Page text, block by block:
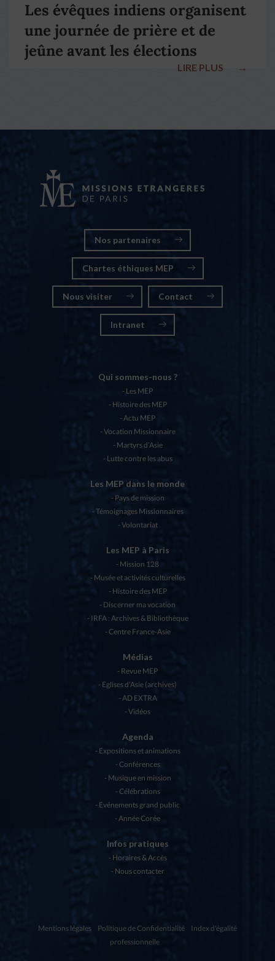
Les évêques indiens organisent
une journée de prière et de
jeûne avant les élections
LIRE PLUS →
Nos partenaires
Chartes éthiques MEP
Nous visiter Contact
Intranet
Qui sommes-nous ?
Les MEP
Histoire des MEP
Actu MEP
Vocation Missionnaire
Martyrs d’Asie
Lutte contre les abus
Les MEP dans le monde
Pays de mission
Témoignages Missionnaires
Volontariat
Les MEP à Paris
Mission 128
Musée et activités culturelles
Histoire des MEP
Discerner ma vocation
IRFA : Archives & Bibliothèque
Centre France-Asie
Médias
Revue MEP
Eglises d’Asie (archives)
AD EXTRA
Vidéos
Agenda
Expositions et animations
Conférences
Musique en mission
Célébrations
Evénements grand public
Année Corée
Infos pratiques
Horaires & Accès
Nous contacter
Mentions légales Politique de Confidentialité
Index d'égalité
professionnelle